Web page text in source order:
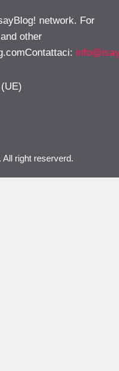
network. For
other
:
right reserverd.